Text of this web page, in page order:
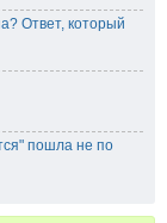
Ответ, который
пошла не по